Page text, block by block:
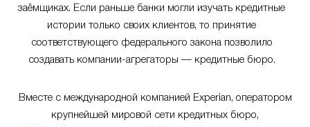
заёмщиках. Если раньше банки могли изучать кредитные
истории только своих клиентов, то принятие
соответствующего федерального закона позволило
создавать компании-агрегаторы — кредитные бюро.
Вместе с международной компанией Experian, оператором
крупнейшей мировой сети кредитных бюро,